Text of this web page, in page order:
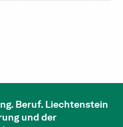
Beruf. Liechtenstein
und der